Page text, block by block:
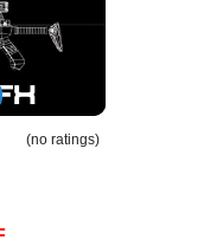
(no ratings)